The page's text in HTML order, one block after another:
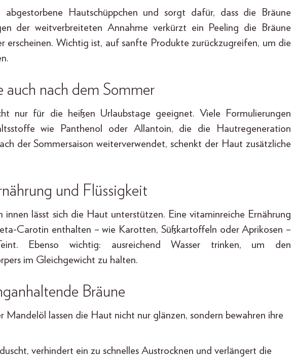
Hautschüppchen und sorgt dafür, dass die Bräune
der weitverbreiteten Annahme verkürzt ein Peeling die Bräune
erscheinen. Wichtig ist, auf sanfte Produkte zurückzugreifen, um die
nach dem Sommer
nur für die heißen Urlaubstage geeignet. Viele Formulierungen
wie Panthenol oder Allantoin, die die Hautregeneration
der Sommersaison weiterverwendet, schenkt der Haut zusätzliche
und Flüssigkeit
innen lässt sich die Haut unterstützen. Eine vitaminreiche Ernährung
Carotin enthalten – wie Karotten, Süßkartoffeln oder Aprikosen –
Ebenso wichtig: ausreichend Wasser trinken, um den
im Gleichgewicht zu halten.
Bräune
Mandelöl lassen die Haut nicht nur glänzen, sondern bewahren ihre
verhindert ein zu schnelles Austrocknen und verlängert die